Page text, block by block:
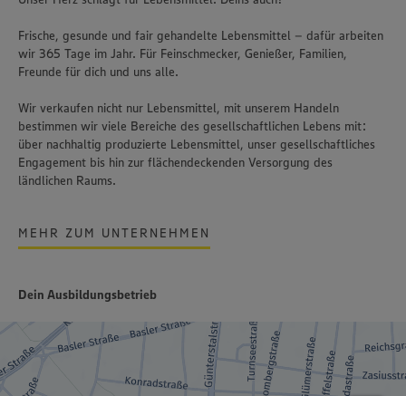
Frische, gesunde und fair gehandelte Lebensmittel – dafür arbeiten
wir 365 Tage im Jahr. Für Feinschmecker, Genießer, Familien,
Freunde für dich und uns alle.
Wir verkaufen nicht nur Lebensmittel, mit unserem Handeln
bestimmen wir viele Bereiche des gesellschaftlichen Lebens mit:
über nachhaltig produzierte Lebensmittel, unser gesellschaftliches
Engagement bis hin zur flächendeckenden Versorgung des
ländlichen Raums.
MEHR ZUM UNTERNEHMEN
Dein Ausbildungsbetrieb